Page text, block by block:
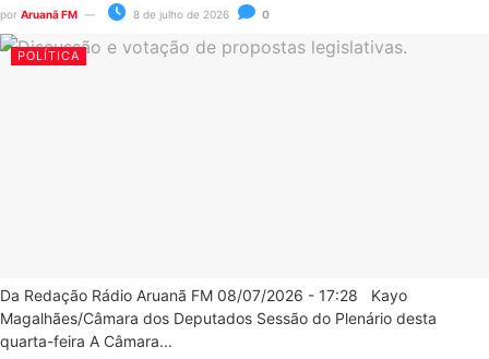
por Aruanã FM 8 de julho de 2026 0
POLÍTICA
Da Redação Rádio Aruanã FM 08/07/2026 - 17:28 Kayo
Magalhães/Câmara dos Deputados Sessão do Plenário desta
quarta-feira A Câmara...